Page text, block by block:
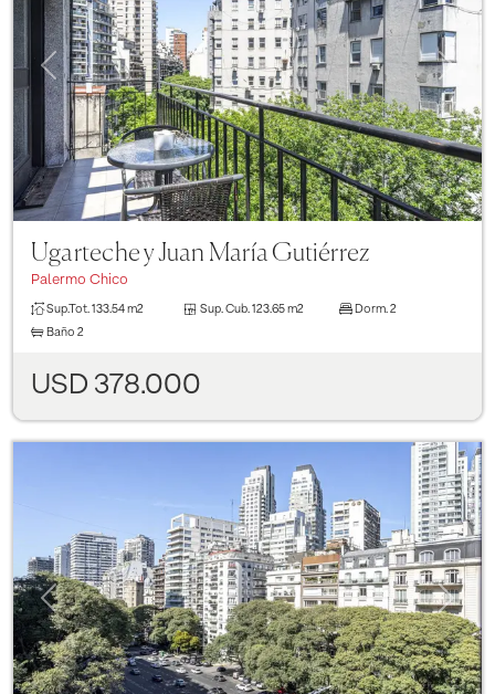
Previous
Ugarteche y Juan María Gutiérrez
Palermo Chico
Sup.Tot.133.54 m2 Sup. Cub. 123.65 m2 Dorm. 2
Baño 2
USD 378.000
Previous Next